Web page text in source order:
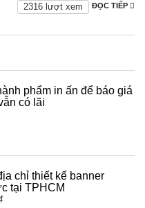
ĐỌC TIẾP
2316 lượt xem
phẩm in ấn để báo giá
có lãi
chỉ thiết kế banner
tại TPHCM